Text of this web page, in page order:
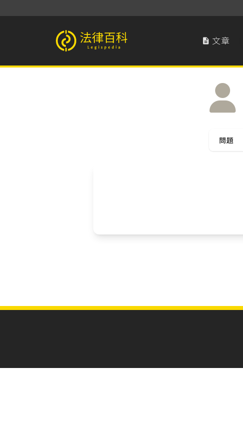
法律百科 Legispedia  文章
問題